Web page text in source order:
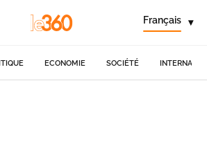
Français ▾
ECONOMIE SOCIÉTÉ